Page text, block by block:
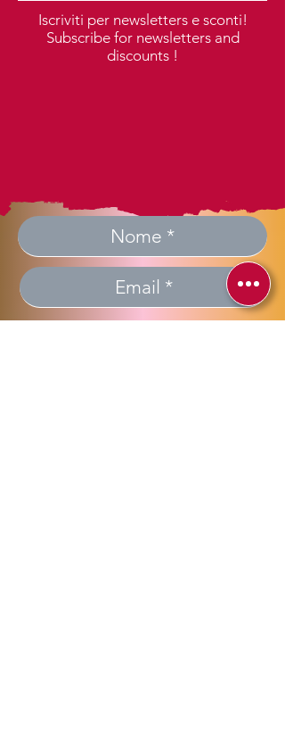
Iscriviti per newsletters e sconti!
Subscribe for newsletters and
discounts !